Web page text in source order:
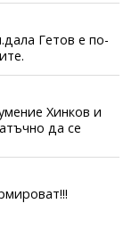
Гетов е по-
Хинков и
да се